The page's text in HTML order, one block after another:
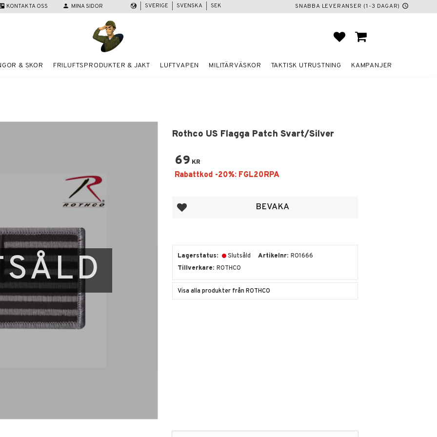
KONTAKTA OSS person MINA SIDOR SNABBA LEVERANSER (1-3 DAGAR) schedule
SVERIGE SVENSKA SEK
FAVORITER
KUNDVAGN
& SKOR FRILUFTSPRODUKTER & JAKT LUFTVAPEN MILITÄRVÄSKOR TAKTISK UTRUSTNING KAMPANJER
Rothco US Flagga Patch Svart/Silver
69 KR
Lägg till i favoriter BEVAKA
Lagerstatus Slutsåld Artikelnr RO1666
Tillverkare ROTHCO
Visa alla produkter från ROTHCO